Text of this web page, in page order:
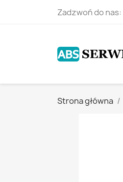
Zadzwoń do nas:
Strona główna